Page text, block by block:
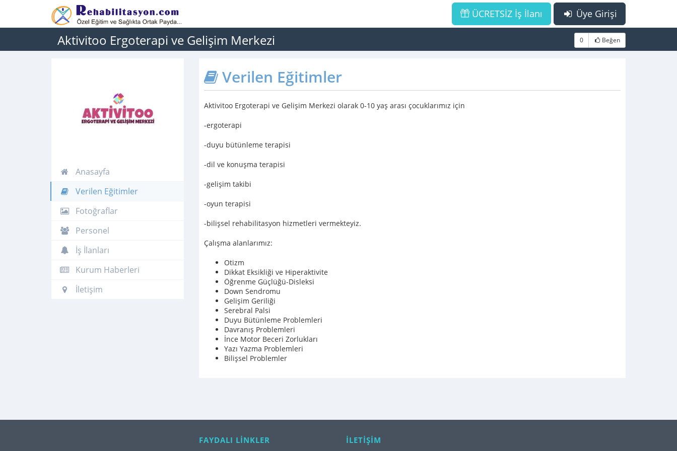
Üye Girişi
ÜCRETSİZ İş İlanı
Aktivitoo Ergoterapi ve Gelişim Merkezi 0 Beğen
Anasayfa
Verilen Eğitimler
Fotoğraflar
Personel
İş İlanları
Kurum Haberleri
İletişim
Verilen Eğitimler
Aktivitoo Ergoterapi ve Gelişim Merkezi olarak 0-10 yaş arası çocuklarımız için
-ergoterapi
-duyu bütünleme terapisi
-dil ve konuşma terapisi
-gelişim takibi
-oyun terapisi
-bilişsel rehabilitasyon hizmetleri vermekteyiz.
Çalışma alanlarımız:
Otizm
Dikkat Eksikliği ve Hiperaktivite
Öğrenme Güçlüğü-Disleksi
Down Sendromu
Gelişim Geriliği
Serebral Palsi
Duyu Bütünleme Problemleri
Davranış Problemleri
İnce Motor Beceri Zorlukları
Yazı Yazma Problemleri
Bilişsel Problemler
FAYDALI LİNKLER İLETİŞİM